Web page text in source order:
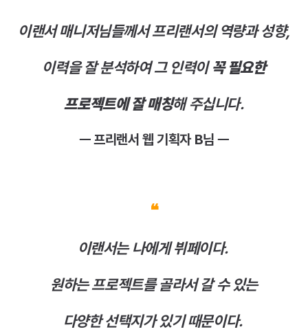
이랜서 매니저님들께서 프리랜서의 역량과 성향,
이력을 잘 분석하여 그 인력이꼭 필요한
프로젝트에 잘 매칭해 주십니다.
ㅡ 프리랜서 웹 기획자 B님 ㅡ
❝
이랜서는 나에게 뷔페이다.
원하는 프로젝트를 골라서 갈 수 있는
다양한 선택지가 있기 때문이다.